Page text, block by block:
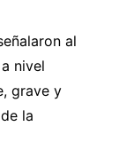
al
nivel
grave y
la